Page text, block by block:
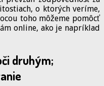
o ktorých veríme,
toho môžeme pomôcť
online, ako je napríklad
druhým;